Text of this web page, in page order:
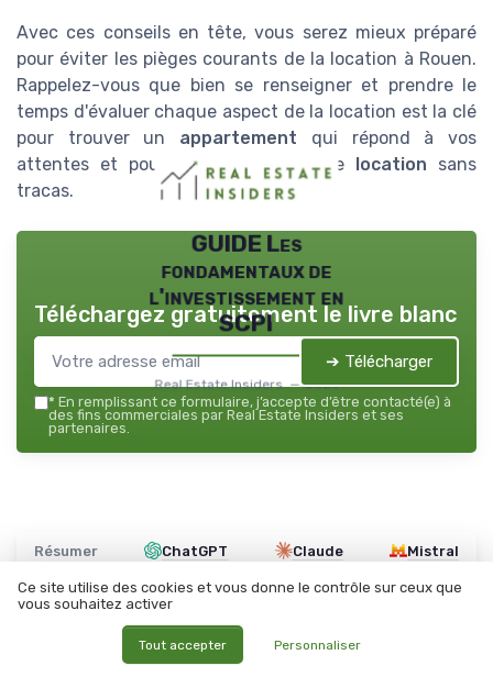
Avec ces conseils en tête, vous serez mieux préparé
pour éviter les pièges courants de la location à Rouen.
Rappelez-vous que bien se renseigner et prendre le
temps d'évaluer chaque aspect de la location est la clé
pour trouver un appartement qui répond à vos
attentes et pour une expérience de location sans
tracas.
GUIDE Les
fondamentaux de
l'investissement en
SCPI
Real Estate Insiders — 2026
Téléchargez gratuitement le livre blanc
➔ Télécharger
* En remplissant ce formulaire, j’accepte d’être contacté(e) à
des fins commerciales par Real Estate Insiders et ses
partenaires.
Résumer ChatGPT Claude Mistral
Recevez les dernières actualités de
Real Estate Insiders
Ce site utilise des cookies et vous donne le contrôle sur ceux que
vous souhaitez activer
Tout accepter Personnaliser